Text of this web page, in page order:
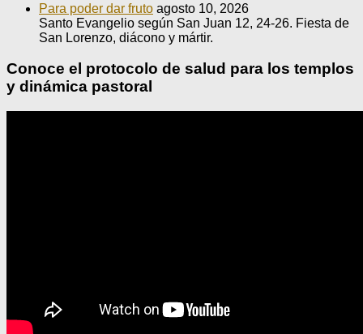
Para poder dar fruto agosto 10, 2026
Santo Evangelio según San Juan 12, 24-26. Fiesta de
San Lorenzo, diácono y mártir.
Conoce el protocolo de salud para los templos
y dinámica pastoral